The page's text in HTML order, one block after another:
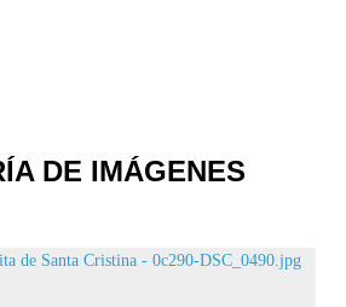
DE IMÁGENES